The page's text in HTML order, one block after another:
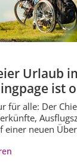
Urlaub
ist
für alle: Der
einer neuen